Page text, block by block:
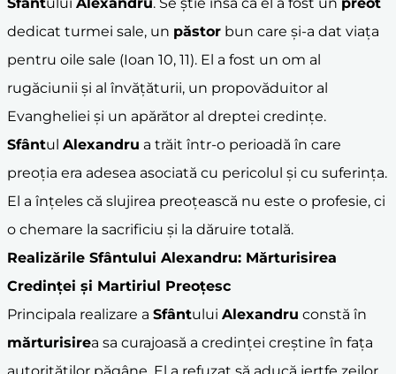
dedicat turmei sale, un păstor bun care și-a dat viața
pentru oile sale (Ioan 10, 11). El a fost un om al
rugăciunii și al învățăturii, un propovăduitor al
Evangheliei și un apărător al dreptei credințe.
Sfântul Alexandru a trăit într-o perioadă în care
preoția era adesea asociată cu pericolul și cu suferința.
El a înțeles că slujirea preoțească nu este o profesie, ci
o chemare la sacrificiu și la dăruire totală.
Realizările Sfântului Alexandru: Mărturisirea
Credinței și Martiriul Preoțesc
Principala realizare a Sfântului Alexandru constă în
mărturisirea sa curajoasă a credinței creștine în fața